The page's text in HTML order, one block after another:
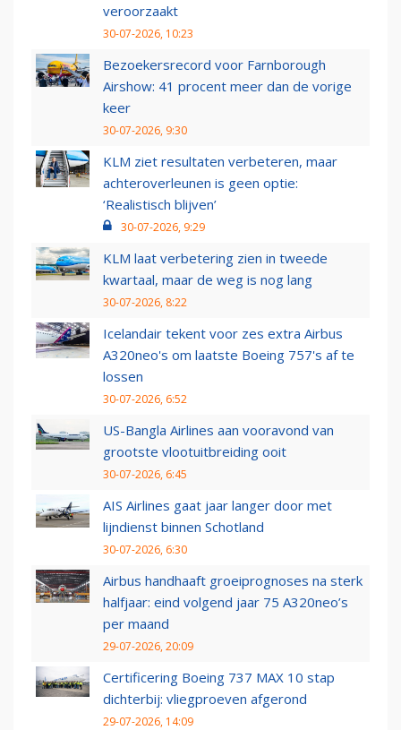
veroorzaakt
30-07-2026, 10:23
Bezoekersrecord voor Farnborough
Airshow: 41 procent meer dan de vorige
keer
30-07-2026, 9:30
KLM ziet resultaten verbeteren, maar
achteroverleunen is geen optie:
‘Realistisch blijven’
30-07-2026, 9:29
KLM laat verbetering zien in tweede
kwartaal, maar de weg is nog lang
30-07-2026, 8:22
Icelandair tekent voor zes extra Airbus
A320neo's om laatste Boeing 757's af te
lossen
30-07-2026, 6:52
US-Bangla Airlines aan vooravond van
grootste vlootuitbreiding ooit
30-07-2026, 6:45
AIS Airlines gaat jaar langer door met
lijndienst binnen Schotland
30-07-2026, 6:30
Airbus handhaaft groeiprognoses na sterk
halfjaar: eind volgend jaar 75 A320neo’s
per maand
29-07-2026, 20:09
Certificering Boeing 737 MAX 10 stap
dichterbij: vliegproeven afgerond
29-07-2026, 14:09